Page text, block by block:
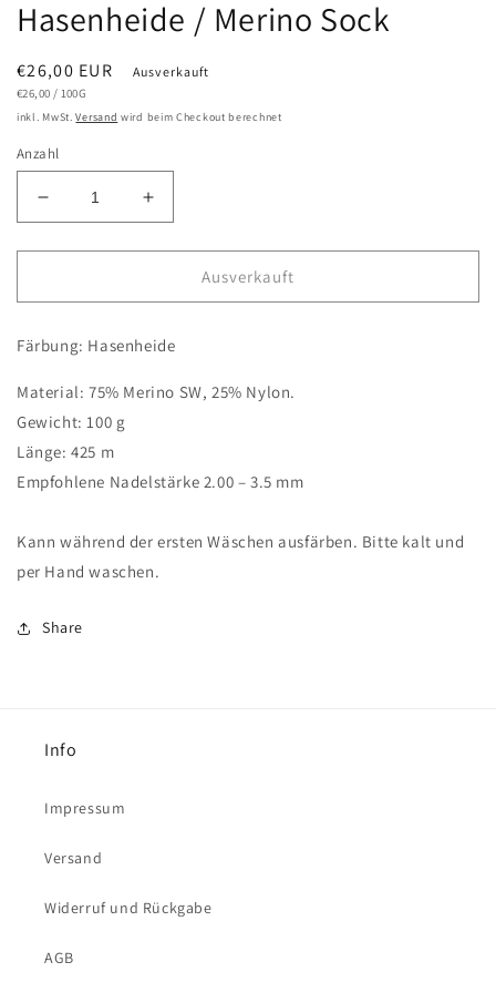
Hasenheide / Merino Sock
Normaler
Preis
€26,00 EUR
GRUNDPREIS
€26,00 / PRO
100G
Ausverkauft
inkl. MwSt.Versand wird beim Checkout berechnet
Anzahl
Verringere
die
Menge
Hasenheide
Merino
Erhöhe
die
Menge
Hasenheide
Merino
Ausverkauft
Färbung: Hasenheide
Material: 75% Merino SW, 25% Nylon.
Gewicht: 100 g
Länge: 425 m
Empfohlene Nadelstärke 2.00 – 3.5 mm
Kann während der ersten Wäschen ausfärben. Bitte kalt und
per Hand waschen.
Share
Info
Impressum
Versand
Widerruf und Rückgabe
AGB